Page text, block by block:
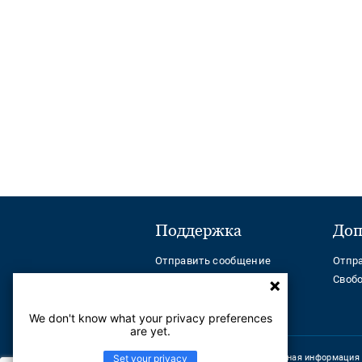
Поддержка
Отправить сообщение
Help Center
Корпоративная информация
We don't know what your privacy preferences
are yet.
Set your privacy